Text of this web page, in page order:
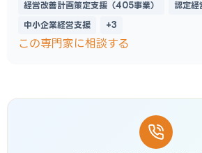
経営改善計画策定支援（405事業） 認定経
中小企業経営支援 +3
この専門家に相談する